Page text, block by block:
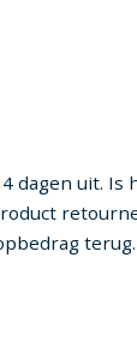
dagen uit. Is
terug.